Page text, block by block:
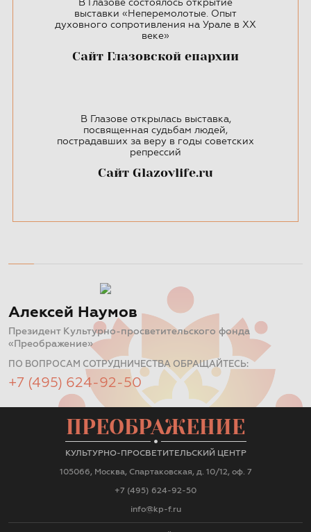
выставки «Неперемолотые. Опыт
духовного сопротивления на Урале в ХХ
веке»
Сайт Глазовской епархии
В Глазове открылась выставка,
посвященная судьбам людей,
пострадавших за веру в годы советских
репрессий
Cайт Glazovlife.ru
Алексей Наумов
Президент Культурно-просветительского фонда
«Преображение»
ПО ВОПРОСАМ СОТРУДНИЧЕСТВА ОБРАЩАЙТЕСЬ:
+7 (495) 624-92-50
ПРЕОБРАЖЕНИЕ
КУЛЬТУРНО-ПРОСВЕТИТЕЛЬСКИЙ ЦЕНТР
105066, Москва, Спартаковская, д. 10/12, оф. 7
+7 (495) 624-92-50
info@kp-f.ru